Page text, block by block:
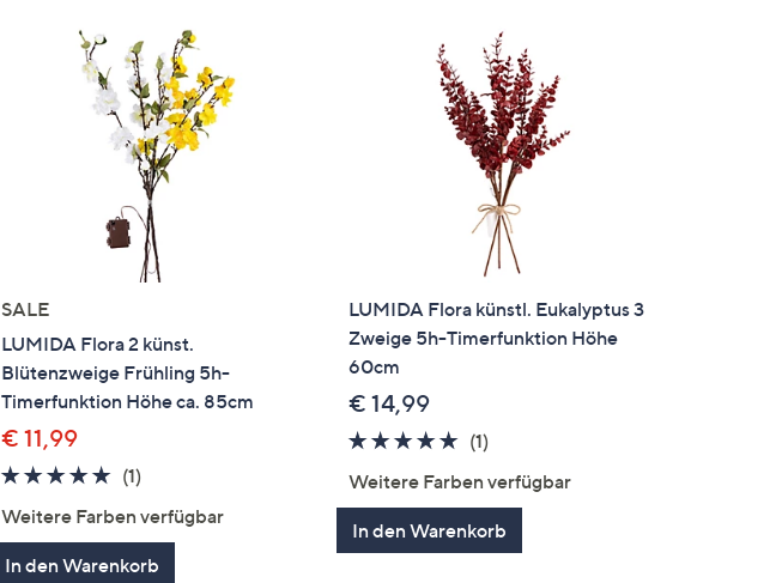
SALE
LUMIDA Flora 2 künst.
Blütenzweige Frühling 5h-
Timerfunktion Höhe ca. 85cm
€ 11,99
5.0
(1)
Weitere Farben verfügbar
In den Warenkorb
LUMIDA Flora künstl. Eukalyptus 3
Zweige 5h-Timerfunktion Höhe
60cm
€ 14,99
5.0
(1)
Weitere Farben verfügbar
In den Warenkorb